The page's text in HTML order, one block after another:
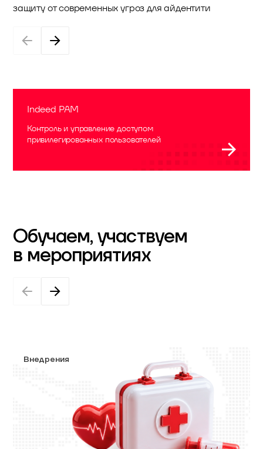
защиту от современных угроз для айдентити
Indeed PAM
Контроль и управление доступом
привилегированных пользователей
Обучаем, участвуем
в мероприятиях
Внедрения